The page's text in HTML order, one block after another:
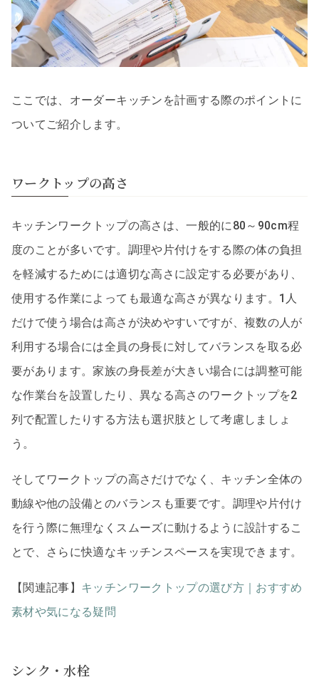
ここでは、オーダーキッチンを計画する際のポイントに
ついてご紹介します。
ワークトップの高さ
キッチンワークトップの高さは、一般的に80～90cm程
度のことが多いです。調理や片付けをする際の体の負担
を軽減するためには適切な高さに設定する必要があり、
使用する作業によっても最適な高さが異なります。1人
だけで使う場合は高さが決めやすいですが、複数の人が
利用する場合には全員の身長に対してバランスを取る必
要があります。家族の身長差が大きい場合には調整可能
な作業台を設置したり、異なる高さのワークトップを2
列で配置したりする方法も選択肢として考慮しましょ
う。
そしてワークトップの高さだけでなく、キッチン全体の
動線や他の設備とのバランスも重要です。調理や片付け
を行う際に無理なくスムーズに動けるように設計するこ
とで、さらに快適なキッチンスペースを実現できます。
【関連記事】 キッチンワークトップの選び方｜おすすめ
素材や気になる疑問
シンク・水栓